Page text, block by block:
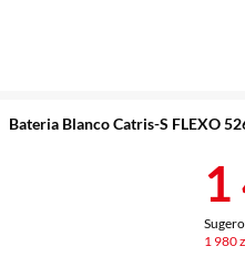
Bateria Blanco Catris-S FLEXO
1
1 980